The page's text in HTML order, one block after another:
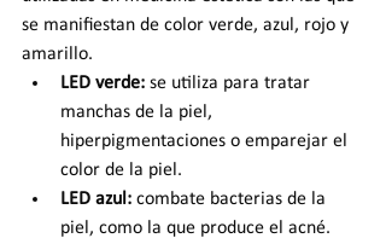
se manifiestan de color verde, azul, rojo y
amarillo.
LED verde: se utiliza para tratar
manchas de la piel,
hiperpigmentaciones o emparejar el
color de la piel.
LED azul: combate bacterias de la
piel, como la que produce el acné.